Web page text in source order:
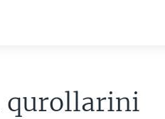
qurollarini